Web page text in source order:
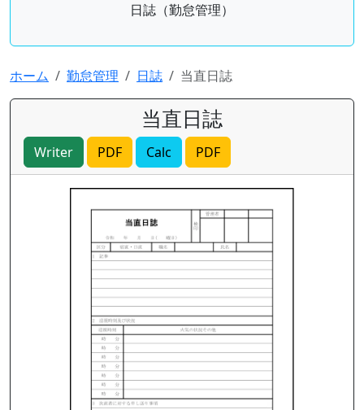
日誌（勤怠管理）
ホーム 勤怠管理 日誌 当直日誌
当直日誌
Writer PDF Calc PDF